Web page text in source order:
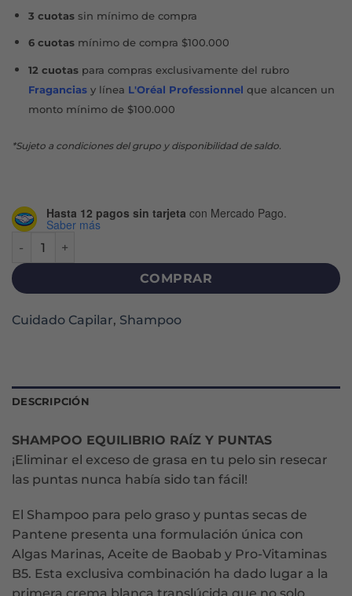
3 cuotassin mínimo de compra
6 cuotasmínimo de compra $100.000
12 cuotaspara compras exclusivamente del rubro
Fraganciasy línea L'Oréal Professionnel que alcancen un
monto mínimo de $100.000
*Sujeto a condiciones del grupo y disponibilidad de saldo.
Hasta 12 pagos sin tarjeta con Mercado Pago.
Saber más
COMPRAR
Cuidado Capilar, Shampoo
DESCRIPCIÓN
SHAMPOO EQUILIBRIO RAÍZ Y PUNTAS
¡Eliminar el exceso de grasa en tu pelo sin resecar
las puntas nunca había sido tan fácil!
El Shampoo para pelo graso y puntas secas de
Pantene presenta una formulación única con
Algas Marinas, Aceite de Baobab y Pro-Vitaminas
B5. Esta exclusiva combinación ha dado lugar a la